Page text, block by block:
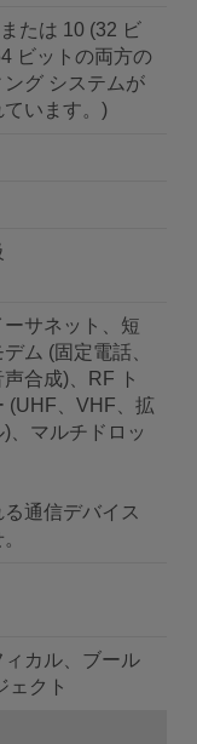
たは 10 (32 ビ
ビットの両方の
グ システムが
います。)
サネット、短
ム (固定電話、
合成)、RF ト
(UHF、VHF、拡
、マルチドロッ
通信デバイス
カル、ブール
ェクト